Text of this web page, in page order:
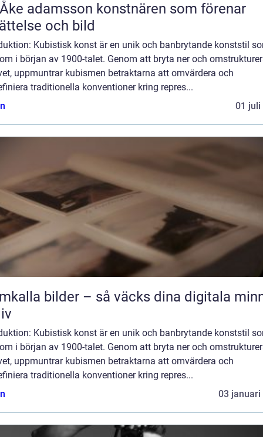
konstnären som förenar
och bild
Kubistisk konst är en unik och banbrytande konststil
i början av 1900-talet. Genom att bryta ner och
uppmuntrar kubismen betraktarna att omvärdera och
traditionella konventioner kring repres...
01 juli
bilder – så väcks dina digitala
Kubistisk konst är en unik och banbrytande konststil
i början av 1900-talet. Genom att bryta ner och
uppmuntrar kubismen betraktarna att omvärdera och
traditionella konventioner kring repres...
03 januari